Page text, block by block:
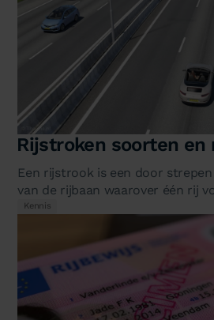
Rijstroken soorten en
Een rijstrook is een door
van de rijbaan waarover één rij
simpel, maar het CBR…
Kennis